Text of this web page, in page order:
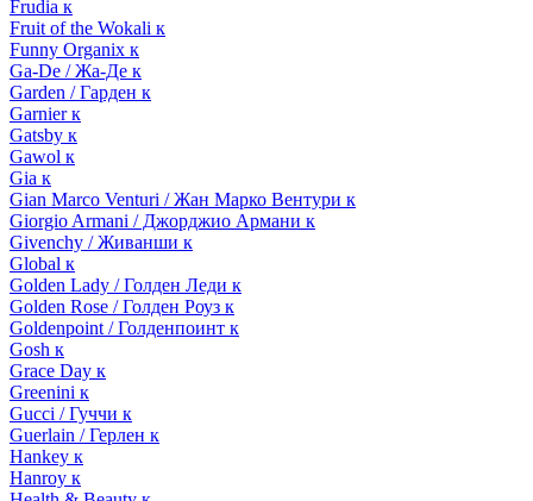
Frudia к
Fruit of the Wokali к
Funny Organix к
Ga-De / Жа-Де к
Garden / Гарден к
Garnier к
Gatsby к
Gawol к
Gia к
Gian Marco Venturi / Жан Марко Вентури к
Giorgio Armani / Джорджио Армани к
Givenchy / Живанши к
Global к
Golden Lady / Голден Леди к
Golden Rose / Голден Роуз к
Goldenpoint / Голденпоинт к
Gosh к
Grace Day к
Greenini к
Gucci / Гуччи к
Guerlain / Герлен к
Hankey к
Hanroy к